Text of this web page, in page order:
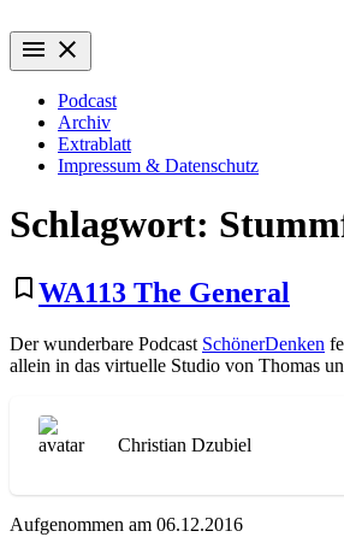
Inhalt
springen
Wiederaufführung
Alte Filme. Neu entdeckt.
menu close
Podcast
Archiv
Extrablatt
Impressum & Datenschutz
Schlagwort:
bookmark_border WA113 The General
Der wunderbare Podcast SchönerDenken
allein in das virtuelle Studio von Thomas
Christian Dzubiel
Aufgenommen am 06.12.2016